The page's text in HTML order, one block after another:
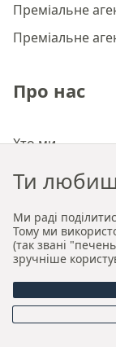
Преміальне
Преміальне
Про нас
Хто ми
Наша
Онлайн-оцінка
Ти
Ми раді
Тому ми
(так звані
зручніше